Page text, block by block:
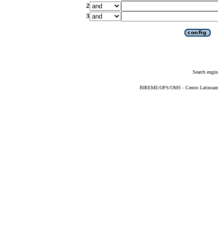
2
3
Search
BIREME/OPS/OMS - Centro